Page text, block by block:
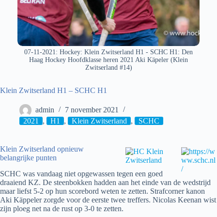
07-11-2021: Hockey: Klein Zwitserland H1 - SCHC H1: Den
Haag Hockey Hoofdklasse heren 2021 Aki Käpeler (Klein
Zwitserland #14)
Klein Zwitserland H1 – SCHC H1
admin
7 november 2021
2021
, H1 , Klein Zwitserland , SCHC
Klein Zwitserland opnieuw
belangrijke punten
SCHC was vandaag niet opgewassen tegen een goed
draaiend KZ. De steenbokken hadden aan het einde van de wedstrijd
maar liefst 5-2 op hun scorebord weten te zetten. Strafcorner kanon
Aki Käppeler zorgde voor de eerste twee treffers. Nicolas Keenan wist
zijn ploeg net na de rust op 3-0 te zetten.